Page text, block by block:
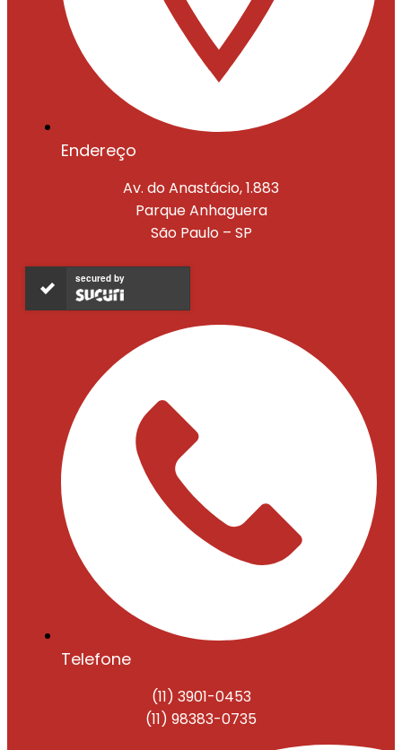
Endereço
Av. do Anastácio, 1.883
Parque Anhaguera
São Paulo – SP
secured by
Telefone
(11) 3901-0453
(11) 98383-0735